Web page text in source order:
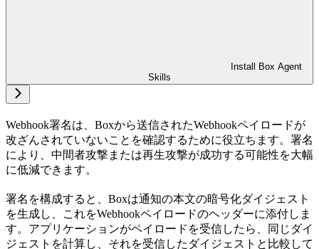
Install Box Agent
Skills
Webhook署名は、Boxから送信されたWebhookペイロードが
改ざんされていないことを確認するために役立ちます。署名
により、中間者攻撃または再生攻撃が成功する可能性を大幅
に低減できます。
署名を構成すると、Boxは通知の本文の暗号化ダイジェスト
を生成し、これをWebhookペイロードのヘッダーに添付しま
す。アプリケーションがペイロードを受信したら、同じダイ
ジェストを計算し、それを受信したダイジェストと比較して